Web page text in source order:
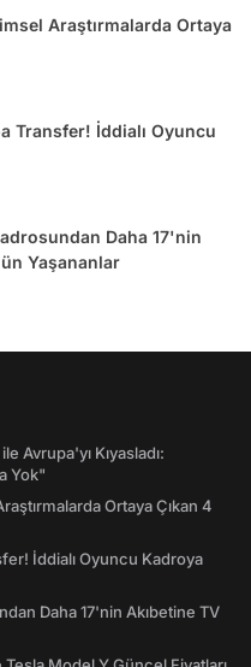
Araştırmalarda Ortaya
Transfer! İddialı Oyuncu
Daha 17'nin
Yaşananlar
Avrupa'yı Kıyasladı:
Yok"
Ortaya Çıkan 4
İddialı Oyuncu Kadroya
Daha 17'nin Akıbetine TV